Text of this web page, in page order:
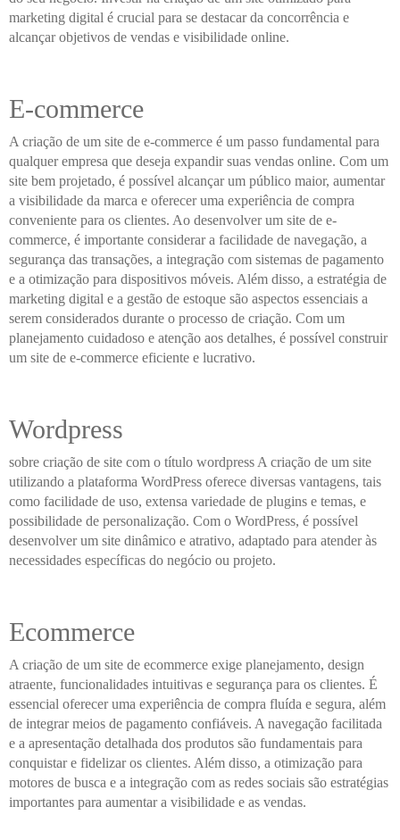
marketing digital é crucial para se destacar da concorrência e
alcançar objetivos de vendas e visibilidade online.
E-commerce
A criação de um site de e-commerce é um passo fundamental para
qualquer empresa que deseja expandir suas vendas online. Com um
site bem projetado, é possível alcançar um público maior, aumentar
a visibilidade da marca e oferecer uma experiência de compra
conveniente para os clientes. Ao desenvolver um site de e-
commerce, é importante considerar a facilidade de navegação, a
segurança das transações, a integração com sistemas de pagamento
e a otimização para dispositivos móveis. Além disso, a estratégia de
marketing digital e a gestão de estoque são aspectos essenciais a
serem considerados durante o processo de criação. Com um
planejamento cuidadoso e atenção aos detalhes, é possível construir
um site de e-commerce eficiente e lucrativo.
Wordpress
sobre criação de site com o título wordpress A criação de um site
utilizando a plataforma WordPress oferece diversas vantagens, tais
como facilidade de uso, extensa variedade de plugins e temas, e
possibilidade de personalização. Com o WordPress, é possível
desenvolver um site dinâmico e atrativo, adaptado para atender às
necessidades específicas do negócio ou projeto.
Ecommerce
A criação de um site de ecommerce exige planejamento, design
atraente, funcionalidades intuitivas e segurança para os clientes. É
essencial oferecer uma experiência de compra fluída e segura, além
de integrar meios de pagamento confiáveis. A navegação facilitada
e a apresentação detalhada dos produtos são fundamentais para
conquistar e fidelizar os clientes. Além disso, a otimização para
motores de busca e a integração com as redes sociais são estratégias
importantes para aumentar a visibilidade e as vendas.